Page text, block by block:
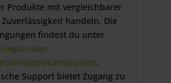
Produkte mit vergleichbarer
handeln. Die
findest du unter
legal/sales-
applecareplus/de.
Support bietet Zugang zu